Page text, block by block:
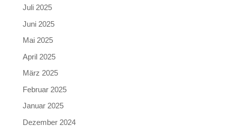
Juli 2025
Juni 2025
Mai 2025
April 2025
März 2025
Februar 2025
Januar 2025
Dezember 2024